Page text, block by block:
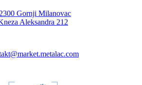
Gornji Milanovac
Aleksandra 212